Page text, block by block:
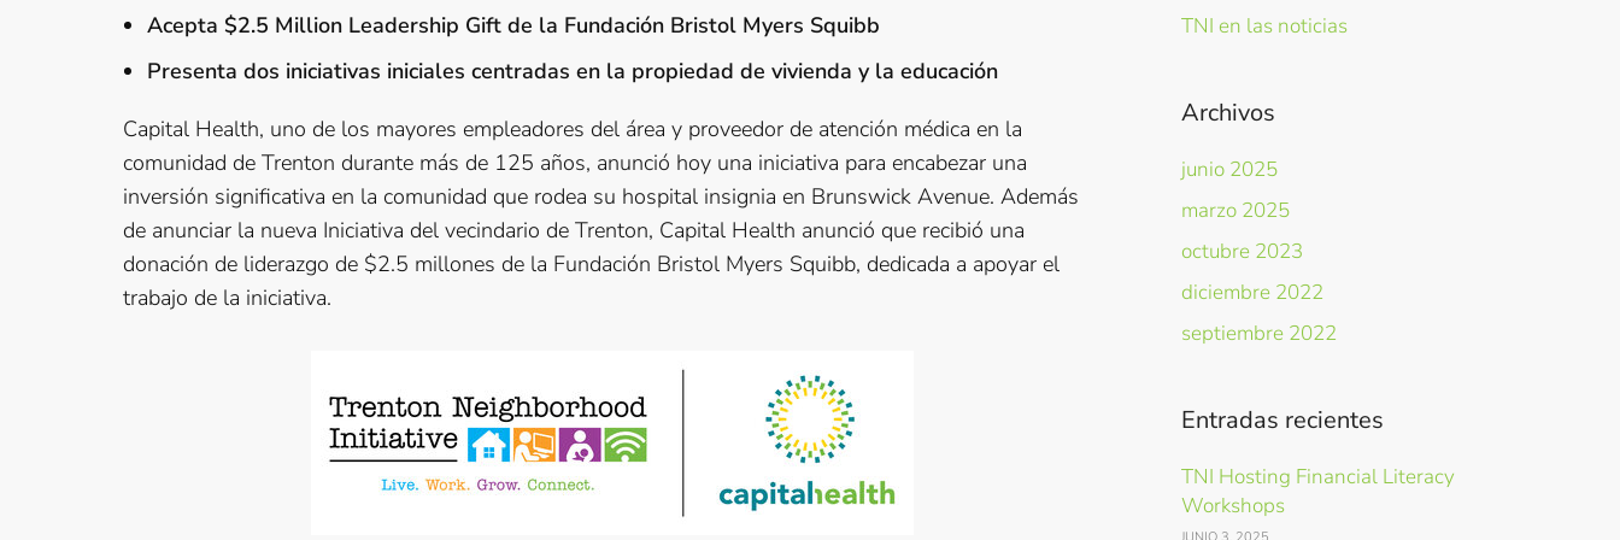
Acepta $2.5 Million Leadership Gift de la Fundación Bristol Myers Squibb
Presenta dos iniciativas iniciales centradas en la propiedad de vivienda y la educación
Capital Health, uno de los mayores empleadores del área y proveedor de atención médica en la
comunidad de Trenton durante más de 125 años, anunció hoy una iniciativa para encabezar una
inversión significativa en la comunidad que rodea su hospital insignia en Brunswick Avenue. Además
de anunciar la nueva Iniciativa del vecindario de Trenton, Capital Health anunció que recibió una
donación de liderazgo de $2.5 millones de la Fundación Bristol Myers Squibb, dedicada a apoyar el
trabajo de la iniciativa.
TNI en las noticias
Archivos
junio 2025
marzo 2025
octubre 2023
diciembre 2022
septiembre 2022
Entradas recientes
TNI Hosting Financial Literacy
Workshops